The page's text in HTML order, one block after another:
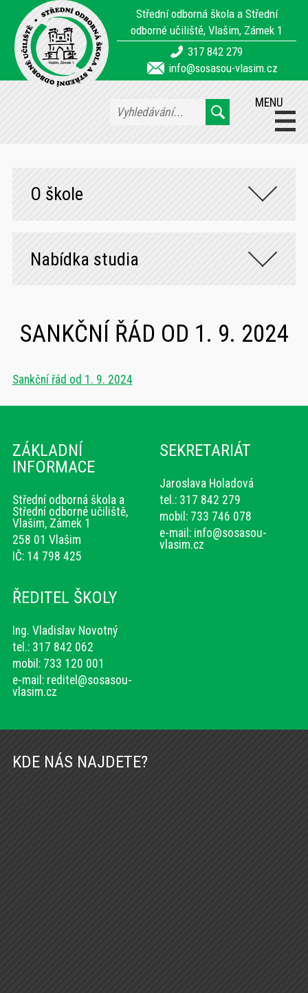
Střední odborná škola a Střední
odborné učiliště, Vlašim, Zámek 1
317 842 279
info@sosasou-vlasim.cz
MENU
O škole
Nabídka studia
SANKČNÍ ŘÁD OD 1. 9. 2024
Sankční řád od 1. 9. 2024
ZÁKLADNÍ
INFORMACE
Střední odborná škola a
Střední odborné učiliště,
Vlašim, Zámek 1
258 01 Vlašim
IČ: 14 798 425
SEKRETARIÁT
Jaroslava Holadová
tel.: 317 842 279
mobil: 733 746 078
e-mail: info@sosasou-
vlasim.cz
ŘEDITEL ŠKOLY
Ing. Vladislav Novotný
tel.: 317 842 062
mobil: 733 120 001
e-mail: reditel@sosasou-
vlasim.cz
KDE NÁS NAJDETE?